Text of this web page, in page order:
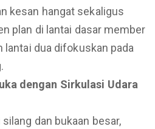
kesan hangat sekaligus
plan di lantai dasar memberi
lantai dua difokuskan pada
dengan Sirkulasi Udara
dan bukaan besar,